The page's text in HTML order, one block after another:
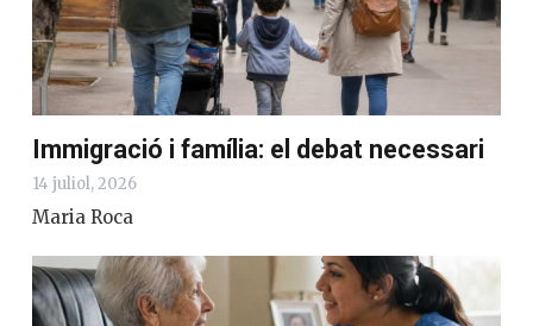
Immigració i família: el debat necessari
14 juliol, 2026
Maria Roca